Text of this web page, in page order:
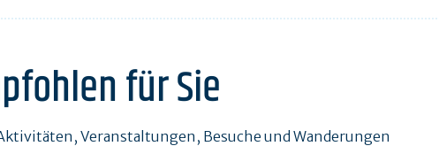
für Sie
Veranstaltungen, Besuche und Wanderungen